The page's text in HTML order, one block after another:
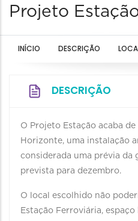
Projeto
INÍCIO DESCRIÇÃO
DESCRIÇÃO
O Projeto Estação acaba
Horizonte, uma instalação
considerada uma prévia da
prevista para dezembro.
O local escolhido não
Estação Ferroviária,